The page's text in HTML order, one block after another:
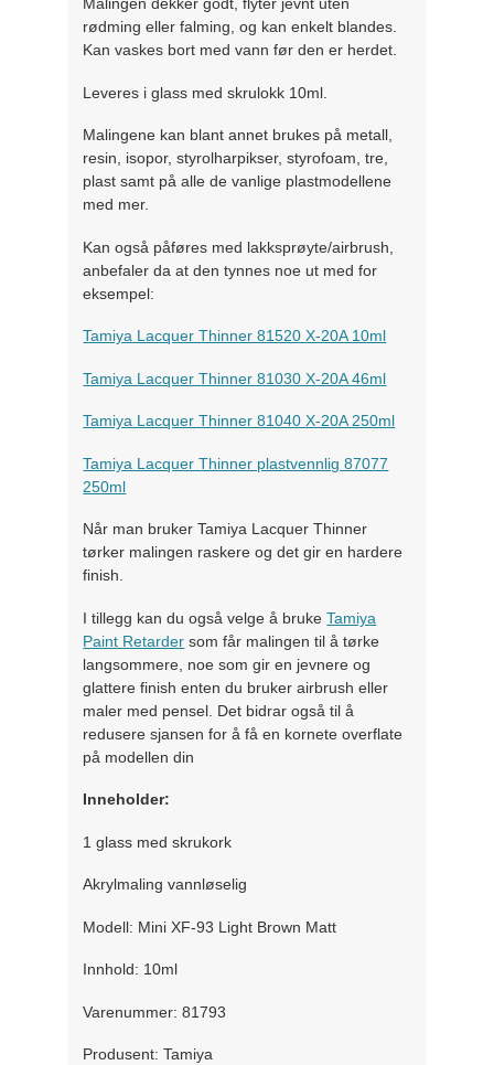
Malingen dekker godt, flyter jevnt uten
rødming eller falming, og kan enkelt blandes.
Kan vaskes bort med vann før den er herdet.
Leveres i glass med skrulokk 10ml.
Malingene kan blant annet brukes på metall,
resin, isopor, styrolharpikser, styrofoam, tre,
plast samt på alle de vanlige plastmodellene
med mer.
Kan også påføres med lakksprøyte/airbrush,
anbefaler da at den tynnes noe ut med for
eksempel:
Tamiya Lacquer Thinner 81520 X-20A 10ml
Tamiya Lacquer Thinner 81030 X-20A 46ml
Tamiya Lacquer Thinner 81040 X-20A 250ml
Tamiya Lacquer Thinner plastvennlig 87077
250ml
Når man bruker Tamiya Lacquer Thinner
tørker malingen raskere og det gir en hardere
finish.
I tillegg kan du også velge å brukeTamiya
Paint Retarder som får malingen til å tørke
langsommere, noe som gir en jevnere og
glattere finish enten du bruker airbrush eller
maler med pensel. Det bidrar også til å
redusere sjansen for å få en kornete overflate
på modellen din
Inneholder:
1 glass med skrukork
Akrylmaling vannløselig
Modell: Mini XF-93 Light Brown Matt
Innhold: 10ml
Varenummer: 81793
Produsent: Tamiya